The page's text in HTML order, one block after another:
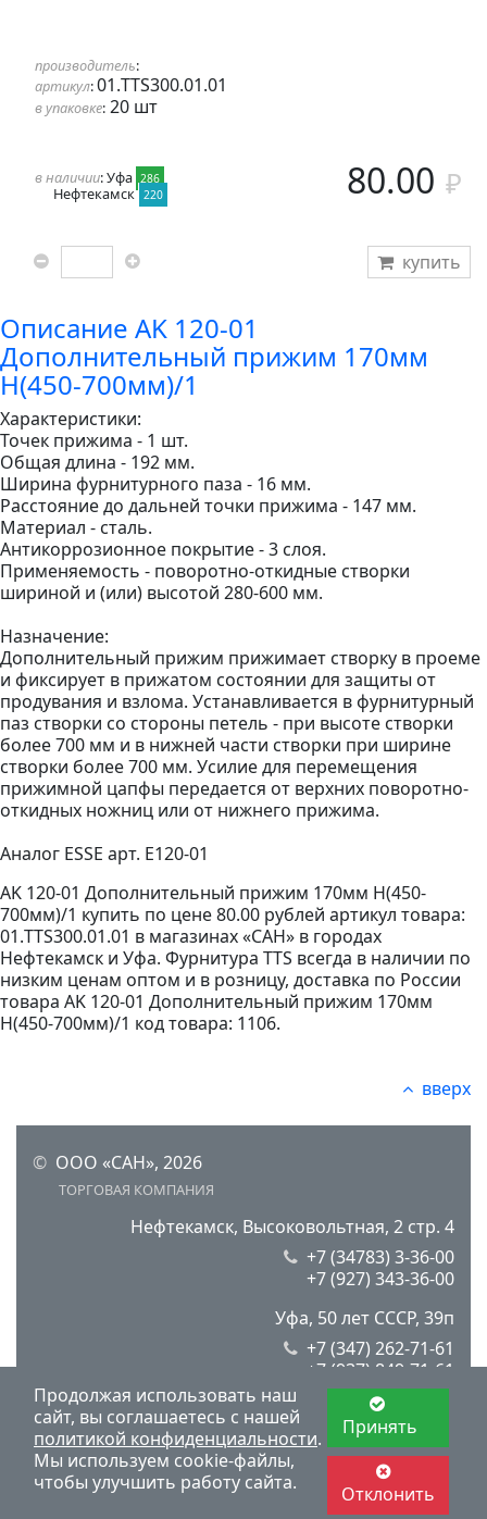
производитель:
артикул:01.TTS300.01.01
в упаковке: 20 шт
в наличии: Уфа 286
Нефтекамск 220 80.00
купить
Описание AK 120-01
Дополнительный прижим 170мм
Н(450-700мм)/1
Характеристики:
Точек прижима - 1 шт.
Общая длина - 192 мм.
Ширина фурнитурного паза - 16 мм.
Расстояние до дальней точки прижима - 147 мм.
Материал - сталь.
Антикоррозионное покрытие - 3 слоя.
Применяемость - поворотно-откидные створки
шириной и (или) высотой 280-600 мм.
Назначение:
Дополнительный прижим прижимает створку в проеме
и фиксирует в прижатом состоянии для защиты от
продувания и взлома. Устанавливается в фурнитурный
паз створки со стороны петель - при высоте створки
более 700 мм и в нижней части створки при ширине
створки более 700 мм. Усилие для перемещения
прижимной цапфы передается от верхних поворотно-
откидных ножниц или от нижнего прижима.
Аналог ESSE арт. E120-01
AK 120-01 Дополнительный прижим 170мм Н(450-
700мм)/1 купить по цене 80.00 рублей артикул товара:
01.TTS300.01.01 в магазинах «САН» в городах
Нефтекамск и Уфа. Фурнитура TTS всегда в наличии по
низким ценам оптом и в розницу, доставка по России
товара AK 120-01 Дополнительный прижим 170мм
Н(450-700мм)/1 код товара: 1106.
вверх
© ООО «САН», 2026
ТОРГОВАЯ КОМПАНИЯ
Нефтекамск, Высоковольтная, 2 стр. 4
+7 (34783) 3-36-00
+7 (927) 343-36-00
Уфа, 50 лет СССР, 39п
+7 (347) 262-71-61
+7 (937) 849-71-61
Пользовательское соглашение
Политика конфиденциальности и оферта
Продолжая использовать наш
сайт, вы соглашаетесь с нашей
политикой конфиденциальности.
Мы используем cookie-файлы,
чтобы улучшить работу сайта.
Принять
Отклонить